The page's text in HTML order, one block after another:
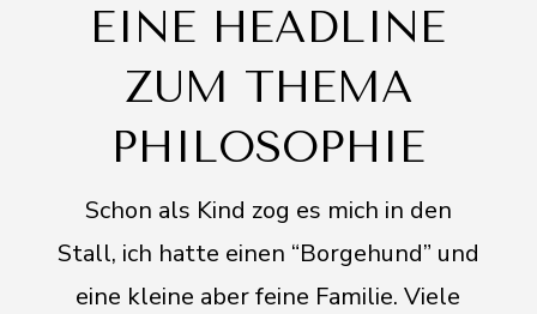
EINE HEADLINE
ZUM THEMA
PHILOSOPHIE
Schon als Kind zog es mich in den
Stall, ich hatte einen “Borgehund” und
eine kleine aber feine Familie. Viele